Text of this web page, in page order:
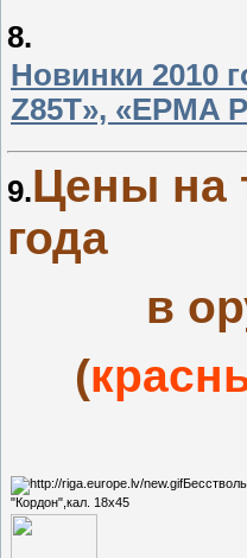
8.
Новинки 2010
Z85Т», «EPMA
9.Цены на
года
в
(
"Кордон",кал. 18х45